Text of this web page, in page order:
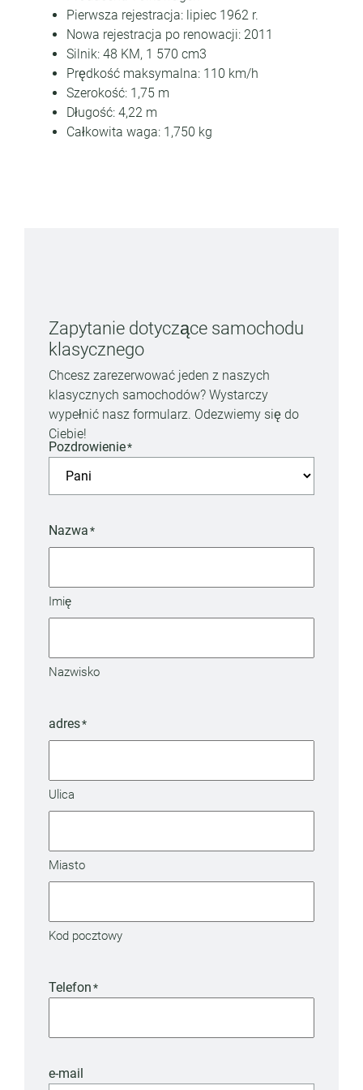
Pierwsza rejestracja: lipiec 1962 r.
Nowa rejestracja po renowacji: 2011
Silnik: 48 KM, 1 570 cm3
Prędkość maksymalna: 110 km/h
Szerokość: 1,75 m
Długość: 4,22 m
Całkowita waga: 1,750 kg
Zapytanie dotyczące samochodu
klasycznego
Chcesz zarezerwować jeden z naszych
klasycznych samochodów? Wystarczy
wypełnić nasz formularz. Odezwiemy się do
Ciebie!
Pozdrowienie*
Nazwa*
Imię
Nazwisko
adres*
Ulica
Miasto
Kod pocztowy
Telefon*
e-mail